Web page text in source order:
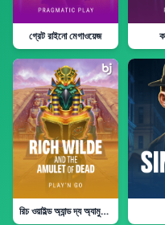
গ্রেট রাইনো মেগাওয়েজ
রিচ ওয়াইল্ড অ্যান্ড দ্য অ্যামুলেট অফ ডেড